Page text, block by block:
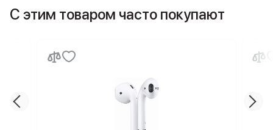
С этим товаром часто покупают